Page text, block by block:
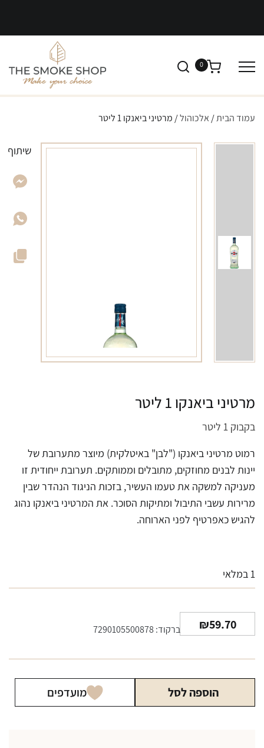
0
עמוד הבית/ אלכוהול/ מרטיני ביאנקו 1 ליטר
מרטיני ביאנקו 1 ליטר
בקבוק 1 ליטר
רמוט מרטיני ביאנקו ("לבן" באיטלקית) מיוצר מתערובת של
יינות לבנים מחוזקים, מתובלים וממותקים. תערובת ייחודית זו
מעניקה למשקה את טעמו העשיר, בזכות הניגוד הנהדר שבין
מרירות עשבי התיבול ומתיקות הסוכר. את המרטיני ביאנקו נהוג
להגיש כאפרטיף לפני הארוחה.
1 במלאי
₪59.70 ברקוד: 7290105500878
הוספה לסל מועדפים
שיתוף